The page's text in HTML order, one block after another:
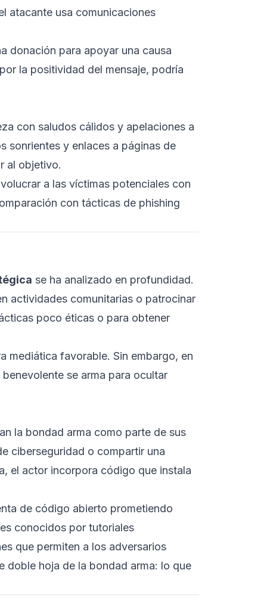
atacante usa comunicaciones
donación para apoyar una causa
la positividad del mensaje, podría
con saludos cálidos y apelaciones a
sonrientes y enlaces a páginas de
al objetivo.
a las víctimas potenciales con
con tácticas de phishing
se ha analizado en profundidad.
actividades comunitarias o patrocinar
poco éticas o para obtener
mediática favorable. Sin embargo, en
se arma para ocultar
la bondad arma como parte de sus
ciberseguridad o compartir una
el actor incorpora código que instala
de código abierto prometiendo
conocidos por tutoriales
que permiten a los adversarios
doble hoja de la bondad arma: lo que